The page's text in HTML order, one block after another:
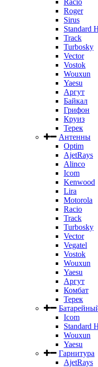
Racio
Roger
Sirus
Standard
Track
Turbosky
Vector
Vostok
Wouxun
Yaesu
Аргут
Байкал
Грифон
Круиз
Терек
Антенны
Optim
AjetRays
Alinco
Icom
Kenwood
Lira
Motorola
Racio
Track
Turbosky
Vector
Vegatel
Vostok
Wouxun
Yaesu
Аргут
Комбат
Терек
Icom
Standard
Wouxun
Yaesu
Гарнитура
AjetRays